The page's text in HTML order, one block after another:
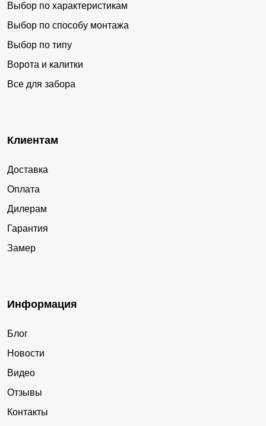
Выбор по характеристикам
Выбор по способу монтажа
Выбор по типу
Ворота и калитки
Все для забора
Клиентам
Доставка
Оплата
Дилерам
Гарантия
Замер
Информация
Блог
Новости
Видео
Отзывы
Контакты